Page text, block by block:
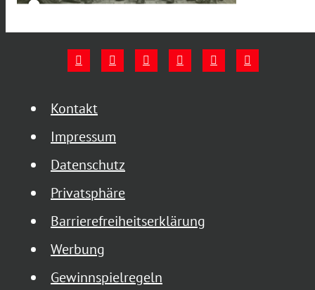
Kontakt
Impressum
Datenschutz
Privatsphäre
Barrierefreiheitserklärung
Werbung
Gewinnspielregeln